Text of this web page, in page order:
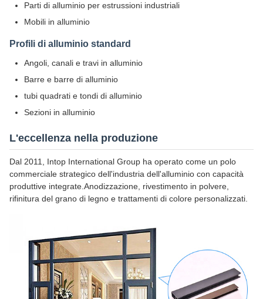
Parti di alluminio per estrussioni industriali
Mobili in alluminio
Profili di alluminio standard
Angoli, canali e travi in alluminio
Barre e barre di alluminio
tubi quadrati e tondi di alluminio
Sezioni in alluminio
L'eccellenza nella produzione
Dal 2011, Intop International Group ha operato come un polo
commerciale strategico dell'industria dell'alluminio con capacità
produttive integrate.Anodizzazione, rivestimento in polvere,
rifinitura del grano di legno e trattamenti di colore personalizzati.